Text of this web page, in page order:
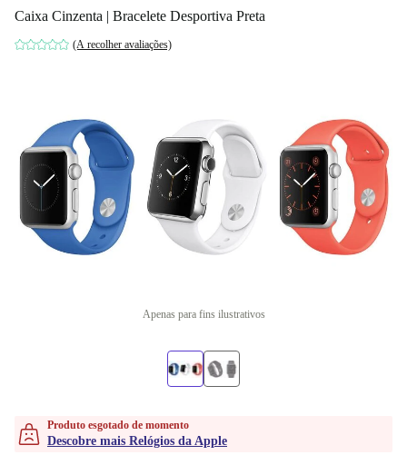
Caixa Cinzenta | Bracelete Desportiva Preta
(A recolher avaliações)
Apenas para fins ilustrativos
Produto esgotado de momento
Descobre mais Relógios da Apple